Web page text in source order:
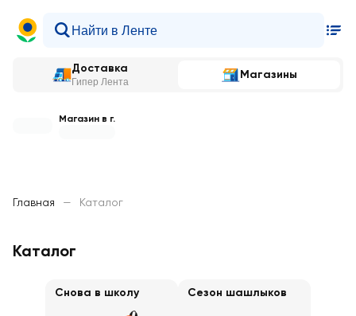
Доставка
Гипер Лента
Магазины
Магазин в г.
Главная — Каталог
Каталог
Снова в школу Сезон шашлыков